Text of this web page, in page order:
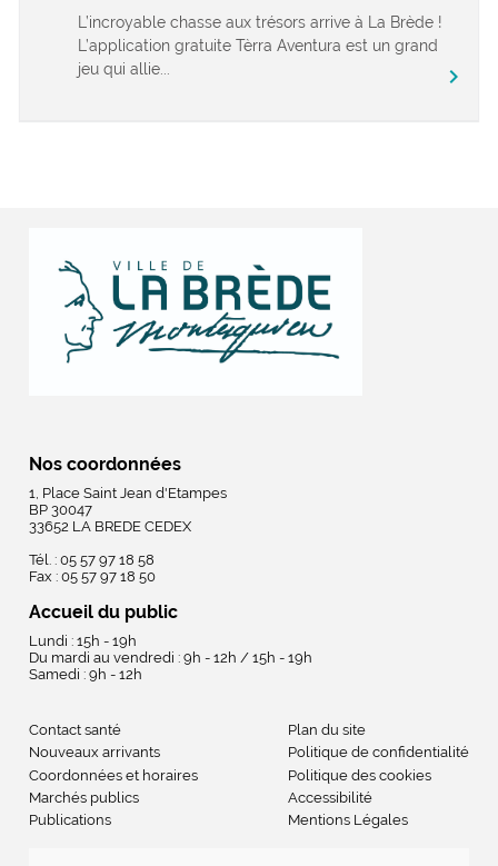
L’incroyable chasse aux trésors arrive à La Brède !
L’application gratuite Tèrra Aventura est un grand
jeu qui allie...
chevron_right
Nos coordonnées
1, Place Saint Jean d'Etampes
BP 30047
33652 LA BREDE CEDEX
Tél. : 05 57 97 18 58
Fax : 05 57 97 18 50
Accueil du public
Lundi : 15h - 19h
Du mardi au vendredi : 9h - 12h / 15h - 19h
Samedi : 9h - 12h
Contact santé
Nouveaux arrivants
Coordonnées et horaires
Marchés publics
Publications
Plan du site
Politique de confidentialité
Politique des cookies
Accessibilité
Mentions Légales